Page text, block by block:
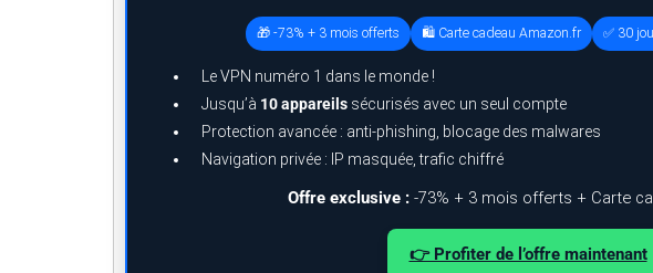
🎁 -73% + 3 mois offerts 🛍️ Carte cadeau Amazon.fr ✅ 30
Le VPN numéro 1 dans le monde !
Jusqu’à 10 appareils sécurisés avec un seul compte
Protection avancée : anti-phishing, blocage des malwares
Navigation privée : IP masquée, trafic chiffré
Offre exclusive :-73% + 3 mois offerts + Carte
👉 Profiter de l’offre maintenant